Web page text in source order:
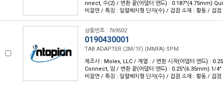
nnect, 수(2) / 변환 끝(어댑터 엔드) : 0.187"(4.75mm)
비절연 / 특징 : 일렬배치형 단자(수) / 접점 소재 : 황동 / 접
상품번호 : 769502
0190430001
TAB ADAPTER (2M/1F) (MMFA) SPM
제조사 : Molex, LLC / 계열 : / 변환 시작(어댑터 엔드) :
Connect, 암 / 변환 끝(어댑터 엔드) : 0.25"(6.35mm) 1/4"
비절연 / 특징 : 일렬배치형 단자(수) / 접점 소재 : 황동 / 접